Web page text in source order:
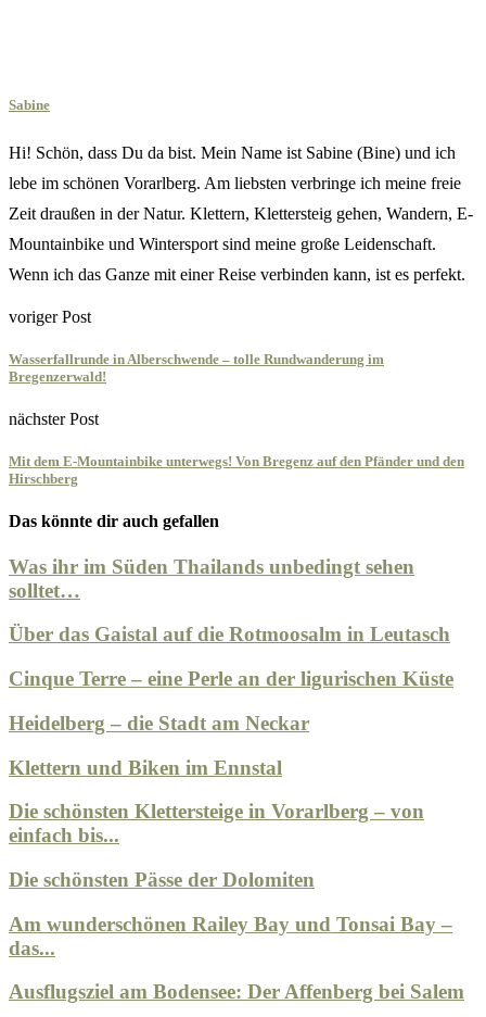
Sabine
Hi! Schön, dass Du da bist. Mein Name ist Sabine (Bine) und ich
lebe im schönen Vorarlberg. Am liebsten verbringe ich meine freie
Zeit draußen in der Natur. Klettern, Klettersteig gehen, Wandern, E-
Mountainbike und Wintersport sind meine große Leidenschaft.
Wenn ich das Ganze mit einer Reise verbinden kann, ist es perfekt.
voriger Post
Wasserfallrunde in Alberschwende – tolle Rundwanderung im
Bregenzerwald!
nächster Post
Mit dem E-Mountainbike unterwegs! Von Bregenz auf den Pfänder und den
Hirschberg
Das könnte dir auch gefallen
Was ihr im Süden Thailands unbedingt sehen
solltet…
Über das Gaistal auf die Rotmoosalm in Leutasch
Cinque Terre – eine Perle an der ligurischen Küste
Heidelberg – die Stadt am Neckar
Klettern und Biken im Ennstal
Die schönsten Klettersteige in Vorarlberg – von
einfach bis...
Die schönsten Pässe der Dolomiten
Am wunderschönen Railey Bay und Tonsai Bay –
das...
Ausflugsziel am Bodensee: Der Affenberg bei Salem